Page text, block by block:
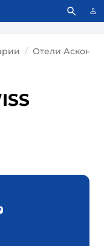
Что это значит?
Отели Асконы